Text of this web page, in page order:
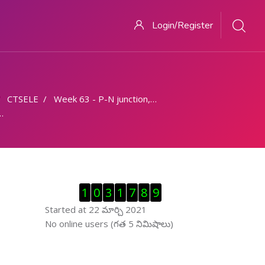
Login/Register
CTSELE
Week 63 - P-N junction, classification, specifications, biasing
Visitor Counter ను తప్పించు
1 0 3 1 7 8 9
Started at 22 మార్చి 2021
ఆన్ లైను వాడుకరులు ను తప్పించు
No online users (గత 5 నిమిషాలు)